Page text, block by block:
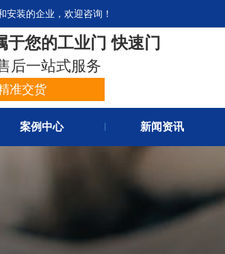
装的企业，欢迎咨询！
于您的工业门 快速门
后一站式服务
准交货
案例中心 新闻资讯